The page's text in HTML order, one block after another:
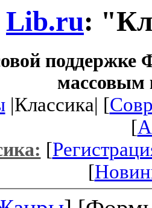
Lib.ru:
поддержке
массовым
|Классика| [
[
[
[